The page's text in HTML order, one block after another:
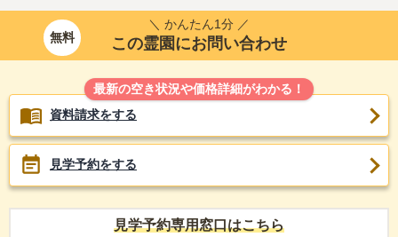
無料
＼ かんたん1分 ／
この霊園にお問い合わせ
最新の空き状況や価格詳細がわかる！
資料請求をする
見学予約をする
見学予約専用窓口はこちら